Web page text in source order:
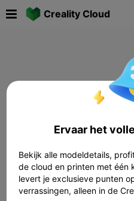
Creality Cloud
Ervaar het
Bekijk alle modeldetails,
de cloud en printen met één
levert je exclusieve punten
verrassingen, alleen in de